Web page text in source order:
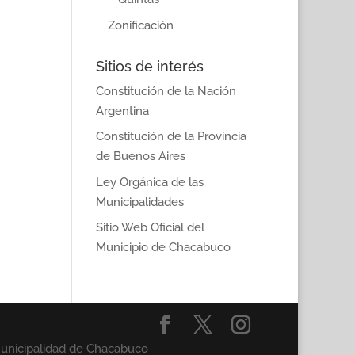
Zonificación
Sitios de interés
Constitución de la Nación
Argentina
Constitución de la Provincia
de Buenos Aires
Ley Orgánica de las
Municipalidades
Sitio Web Oficial del
Municipio de Chacabuco
de Chacabuco